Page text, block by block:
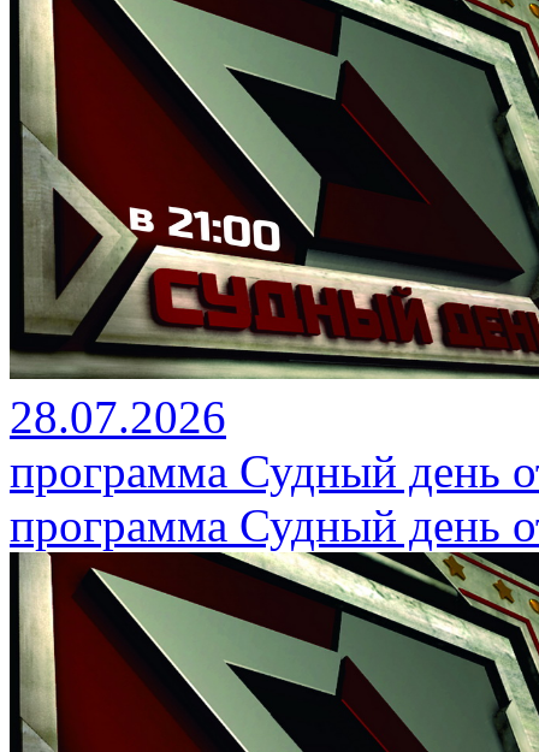
28.07.2026
программа Судный день
программа Судный день